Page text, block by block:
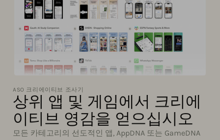
ASO 크리에이티브 조사기
상위 앱 및 게임에서 크리에
이티브 영감을 얻으십시오
모든 카테고리의 선도적인 앱, AppDNA 또는 GameDNA